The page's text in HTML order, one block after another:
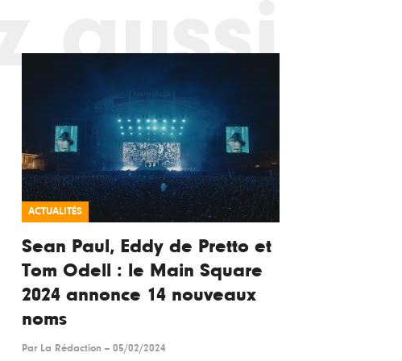
aussi
ACTUALITÉS
Sean Paul, Eddy de Pretto et
Tom Odell : le Main Square
2024 annonce 14 nouveaux
noms
Par La Rédaction -- 05/02/2024